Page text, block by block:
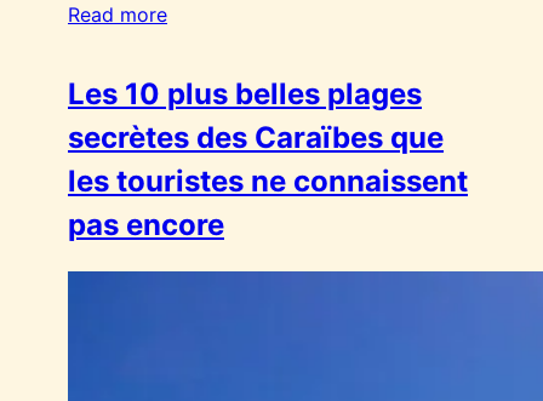
Read more
Les 10 plus belles plages
secrètes des Caraïbes que
les touristes ne connaissent
pas encore